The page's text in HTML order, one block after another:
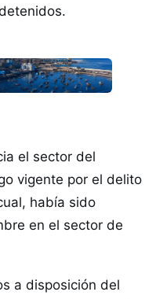
el sector del
vigente por el delito
había sido
en el sector de
a disposición del